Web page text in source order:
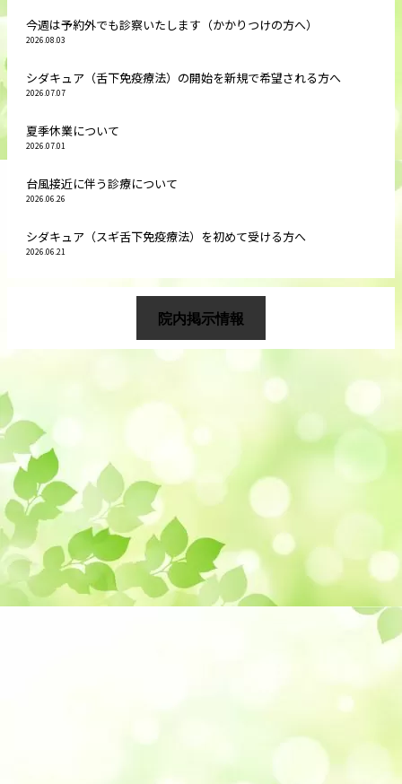
今週は予約外でも診察いたします（かかりつけの方へ）
2026.08.03
シダキュア（舌下免疫療法）の開始を新規で希望される方へ
2026.07.07
夏季休業について
2026.07.01
台風接近に伴う診療について
2026.06.26
シダキュア（スギ舌下免疫療法）を初めて受ける方へ
2026.06.21
院内掲示情報